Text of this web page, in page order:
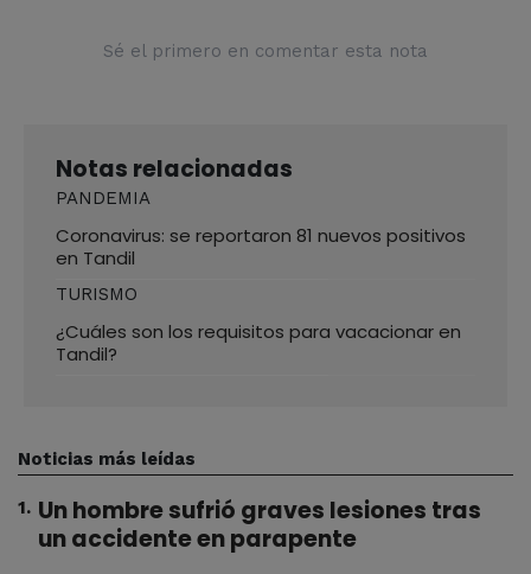
Sé el primero en comentar esta nota
Notas relacionadas
PANDEMIA
Coronavirus: se reportaron 81 nuevos positivos
en Tandil
TURISMO
¿Cuáles son los requisitos para vacacionar en
Tandil?
Noticias más leídas
1. Un hombre sufrió graves lesiones tras
un accidente en parapente